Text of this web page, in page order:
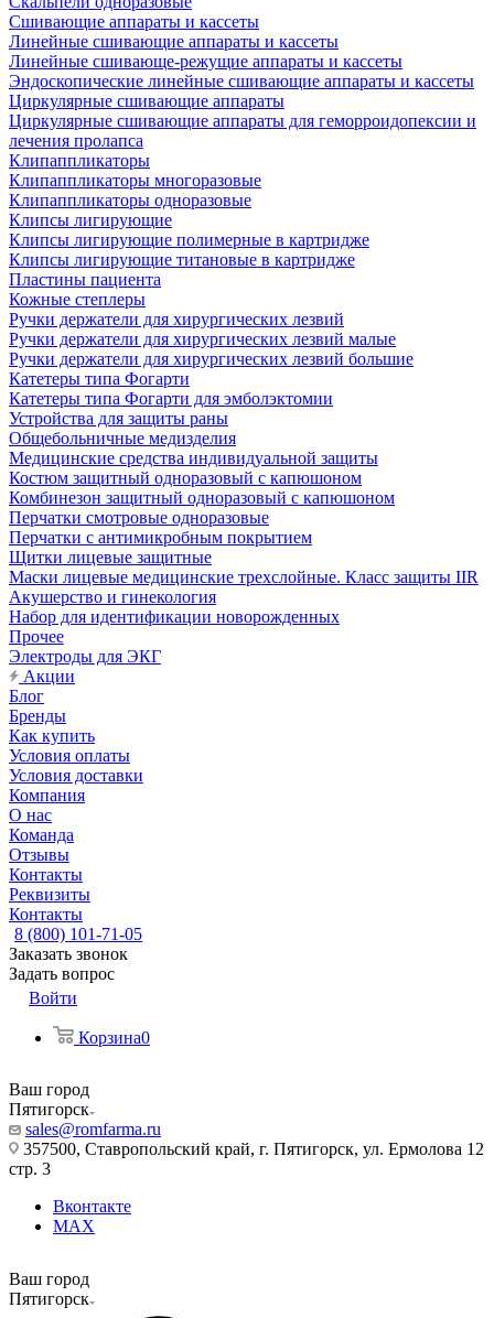
Сшивающие аппараты и кассеты
Линейные сшивающие аппараты и кассеты
Линейные сшивающе-режущие аппараты и кассеты
Эндоскопические линейные сшивающие аппараты и кассеты
Циркулярные сшивающие аппараты
Циркулярные сшивающие аппараты для геморроидопексии и
лечения пролапса
Клипаппликаторы
Клипаппликаторы многоразовые
Клипаппликаторы одноразовые
Клипсы лигирующие
Клипсы лигирующие полимерные в картридже
Клипсы лигирующие титановые в картридже
Пластины пациента
Кожные степлеры
Ручки держатели для хирургических лезвий
Ручки держатели для хирургических лезвий малые
Ручки держатели для хирургических лезвий большие
Катетеры типа Фогарти
Катетеры типа Фогарти для эмболэктомии
Устройства для защиты раны
Общебольничные медизделия
Медицинские средства индивидуальной защиты
Костюм защитный одноразовый с капюшоном
Комбинезон защитный одноразовый с капюшоном
Перчатки смотровые одноразовые
Перчатки с антимикробным покрытием
Щитки лицевые защитные
Маски лицевые медицинские трехслойные. Класс защиты IIR
Акушерство и гинекология
Набор для идентификации новорожденных
Прочее
Электроды для ЭКГ
Акции
Блог
Бренды
Как купить
Условия оплаты
Условия доставки
Компания
О нас
Команда
Отзывы
Контакты
Реквизиты
Контакты
8 (800) 101-71-05
Заказать звонок
Задать вопрос
Войти
Корзина0
Ваш город
Пятигорск
sales@romfarma.ru
357500, Ставропольский край, г. Пятигорск, ул. Ермолова 12
стр. 3
Вконтакте
MAX
Ваш город
Пятигорск